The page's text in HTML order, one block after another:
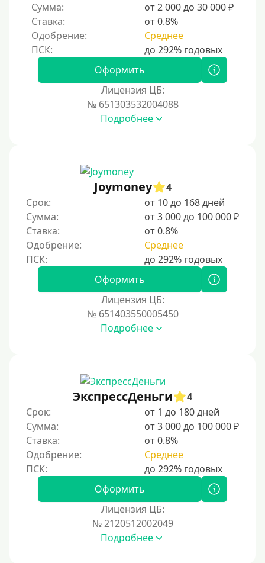
Без посредников
Процент
С пролонгацией (продлением)
Под высокий процент
С ежемесячным платежом
Под низкий процент
Без процентов
Первый займ без процентов
Без процентов на 30 дней
С возможностью частичного погашения
Надежные
Без обмана
Без предоплат
Без электронной почты
С автоматическим одобрением
Без номера телефона
Без платных услуг и подписок
Сумма:
от 2 000 до 30 000 ₽
Ставка:
от 0.8%
Одобрение:
Среднее
Оформить
Лицензия ЦБ:
№ 651303532004088
Подробнее
Joymoney
4
Срок:
от 10 до 168 дней
Сумма:
от 3 000 до 100 000 ₽
Ставка:
от 0.8%
Одобрение:
Среднее
Оформить
Лицензия ЦБ:
№ 651403550005450
Подробнее
ЭкспрессДеньги
4
Срок:
от 1 до 180 дней
Сумма:
от 3 000 до 100 000 ₽
Ставка:
от 0.8%
Одобрение:
Среднее
Оформить
Лицензия ЦБ:
№ 2120512002049
Подробнее